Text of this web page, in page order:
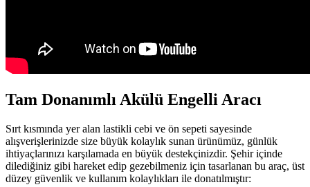
Tam Donanımlı Akülü Engelli Aracı
Sırt kısmında yer alan lastikli cebi ve ön sepeti sayesinde
alışverişlerinizde size büyük kolaylık sunan ürünümüz, günlük
ihtiyaçlarınızı karşılamada en büyük destekçinizdir. Şehir içinde
dilediğiniz gibi hareket edip gezebilmeniz için tasarlanan bu araç, üst
düzey güvenlik ve kullanım kolaylıkları ile donatılmıştır: